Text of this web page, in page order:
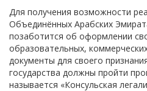
Для получения возможности
Объединённых Арабских
позаботится об оформлении
образовательных,
документы для своего
государства должны пройти
называется «Консульская